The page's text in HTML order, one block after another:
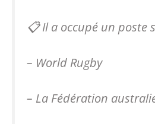
📋 Il a occupé un poste
– World Rugby
– La Fédération